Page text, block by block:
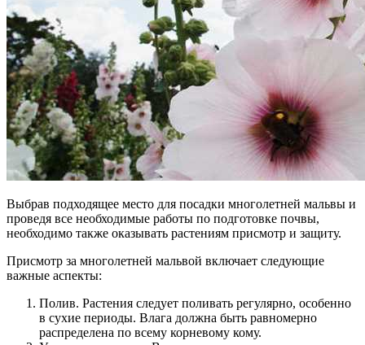
Выбрав подходящее место для посадки многолетней мальвы и
проведя все необходимые работы по подготовке почвы,
необходимо также оказывать растениям присмотр и защиту.
Присмотр за многолетней мальвой включает следующие
важные аспекты:
Полив. Растения следует поливать регулярно, особенно
в сухие периоды. Влага должна быть равномерно
распределена по всему корневому кому.